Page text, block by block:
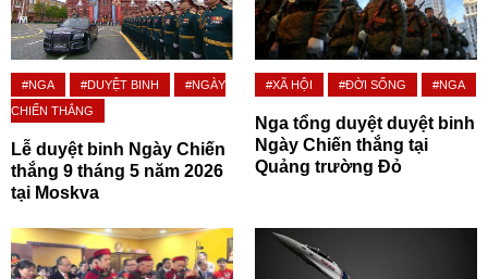
#NGA #DUYỆT BINH
#NGÀY
CHIẾN THẮNG
Lễ duyệt binh Ngày Chiến
thắng 9 tháng 5 năm 2026
tại Moskva
#XÃ HỘI #ĐỜI SỐNG #NGA
Nga tổng duyệt duyệt binh
Ngày Chiến thắng tại
Quảng trường Đỏ